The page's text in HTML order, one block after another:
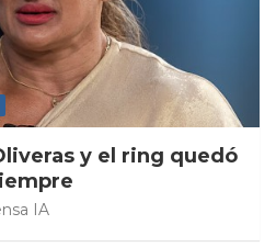
y el ring quedó
IA